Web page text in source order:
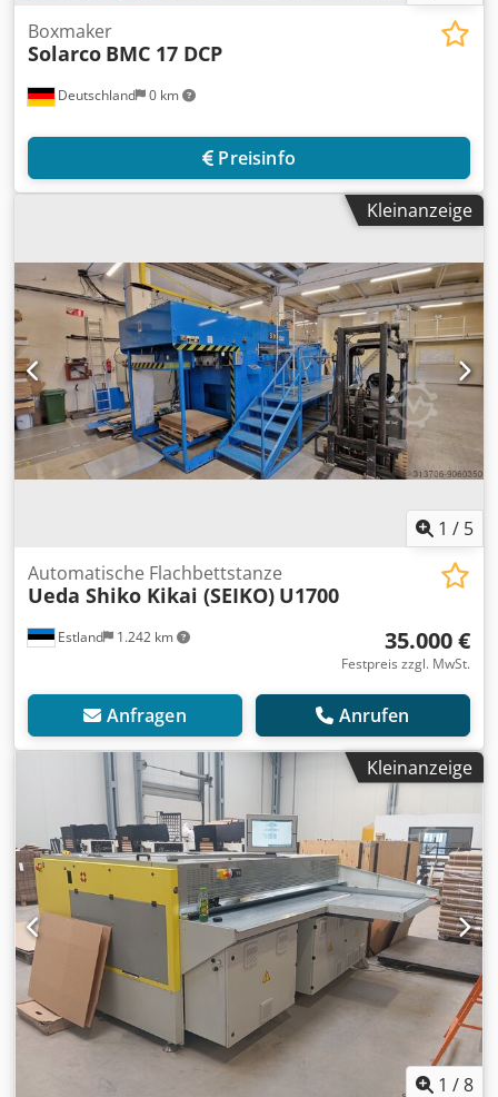
Deutschland 0 km
Boxmaker
Solarco BMC 17 DCP
Preisinfo
Kleinanzeige
1 / 5
Estland 1.242 km
Automatische Flachbettstanze
Ueda Shiko Kikai (SEIKO) U1700
35.000 €
Festpreis zzgl. MwSt.
Anfragen Anrufen
Kleinanzeige
1 /8